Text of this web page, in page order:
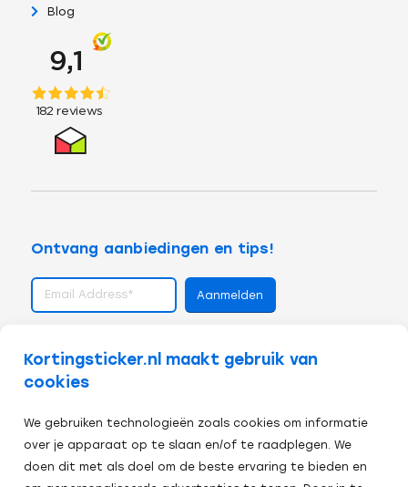
Kortingsticker.nl maakt gebruik van
cookies
We gebruiken technologieën zoals cookies om informatie
over je apparaat op te slaan en/of te raadplegen. We
doen dit met als doel om de beste ervaring te bieden en
Blog
Ontvang aanbiedingen en tips!